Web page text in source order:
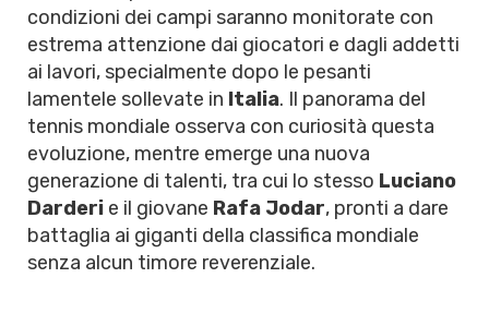
condizioni dei campi saranno monitorate con
estrema attenzione dai giocatori e dagli addetti
ai lavori, specialmente dopo le pesanti
lamentele sollevate in Italia. Il panorama del
tennis mondiale osserva con curiosità questa
evoluzione, mentre emerge una nuova
generazione di talenti, tra cui lo stesso Luciano
Darderi e il giovane Rafa Jodar, pronti a dare
battaglia ai giganti della classifica mondiale
senza alcun timore reverenziale.